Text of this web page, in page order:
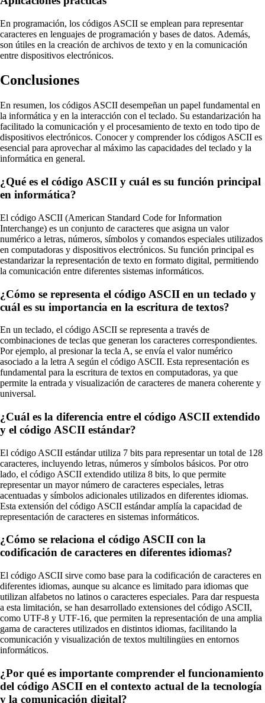
En programación, los códigos ASCII se emplean para representar
caracteres en lenguajes de programación y bases de datos. Además,
son útiles en la creación de archivos de texto y en la comunicación
entre dispositivos electrónicos.
Conclusiones
En resumen, los códigos ASCII desempeñan un papel fundamental en
la informática y en la interacción con el teclado. Su estandarización ha
facilitado la comunicación y el procesamiento de texto en todo tipo de
dispositivos electrónicos. Conocer y comprender los códigos ASCII es
esencial para aprovechar al máximo las capacidades del teclado y la
informática en general.
¿Qué es el código ASCII y cuál es su función principal
en informática?
El código ASCII (American Standard Code for Information
Interchange) es un conjunto de caracteres que asigna un valor
numérico a letras, números, símbolos y comandos especiales utilizados
en computadoras y dispositivos electrónicos. Su función principal es
estandarizar la representación de texto en formato digital, permitiendo
la comunicación entre diferentes sistemas informáticos.
¿Cómo se representa el código ASCII en un teclado y
cuál es su importancia en la escritura de textos?
En un teclado, el código ASCII se representa a través de
combinaciones de teclas que generan los caracteres correspondientes.
Por ejemplo, al presionar la tecla A, se envía el valor numérico
asociado a la letra A según el código ASCII. Esta representación es
fundamental para la escritura de textos en computadoras, ya que
permite la entrada y visualización de caracteres de manera coherente y
universal.
¿Cuál es la diferencia entre el código ASCII extendido
y el código ASCII estándar?
El código ASCII estándar utiliza 7 bits para representar un total de 128
caracteres, incluyendo letras, números y símbolos básicos. Por otro
lado, el código ASCII extendido utiliza 8 bits, lo que permite
representar un mayor número de caracteres especiales, letras
acentuadas y símbolos adicionales utilizados en diferentes idiomas.
Esta extensión del código ASCII estándar amplía la capacidad de
representación de caracteres en sistemas informáticos.
¿Cómo se relaciona el código ASCII con la
codificación de caracteres en diferentes idiomas?
El código ASCII sirve como base para la codificación de caracteres en
diferentes idiomas, aunque su alcance es limitado para idiomas que
utilizan alfabetos no latinos o caracteres especiales. Para dar respuesta
a esta limitación, se han desarrollado extensiones del código ASCII,
como UTF-8 y UTF-16, que permiten la representación de una amplia
gama de caracteres utilizados en distintos idiomas, facilitando la
comunicación y visualización de textos multilingües en entornos
informáticos.
¿Por qué es importante comprender el funcionamiento
del código ASCII en el contexto actual de la tecnología
y la comunicación digital?